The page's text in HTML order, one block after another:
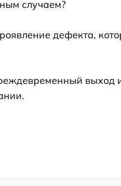
случаем?
дефекта,
выход